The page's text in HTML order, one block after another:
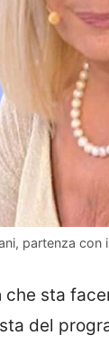
partenza
che sta
del